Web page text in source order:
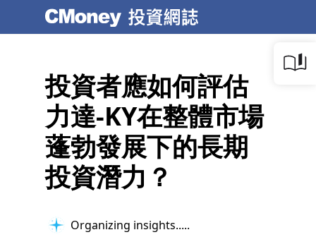
投資者應如何評估
力達-KY在整體市場
蓬勃發展下的長期
投資潛力？
Organizing insights...